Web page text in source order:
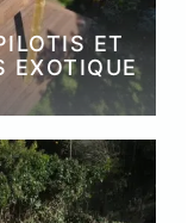
ET
EXOTIQUE